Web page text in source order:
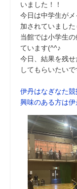
いました！！
今日は中学生が
加されていまし
当館では小学生
ています(^^♪
今日、結果を残
してもらいたいで
伊丹はなぎなた競
興味のある方は伊